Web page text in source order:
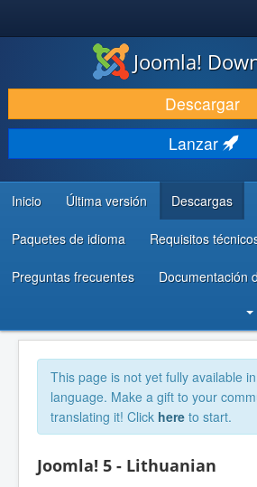
DESCARGAR
DESCUBRE Y APRENDE
COMUNIDAD Y AYUDA
RECURSOS PARA DESARROLLADORES
Joomla!
Descargar
Lanzar
Inicio Última versión Descargas
Paquetes de idioma Requisitos
Preguntas frecuentes Documentación
This page is not yet fully available
language. Make a gift to your
translating it! Click here to start.
Joomla! 5 - Lithuanian